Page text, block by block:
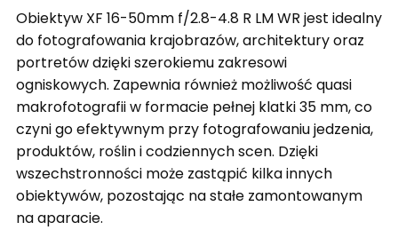
Obiektyw XF 16-50mm f/2.8-4.8 R LM WR jest idealny
do fotografowania krajobrazów, architektury oraz
portretów dzięki szerokiemu zakresowi
ogniskowych. Zapewnia również możliwość quasi
makrofotografii w formacie pełnej klatki 35 mm, co
czyni go efektywnym przy fotografowaniu jedzenia,
produktów, roślin i codziennych scen. Dzięki
wszechstronności może zastąpić kilka innych
obiektywów, pozostając na stałe zamontowanym
na aparacie.